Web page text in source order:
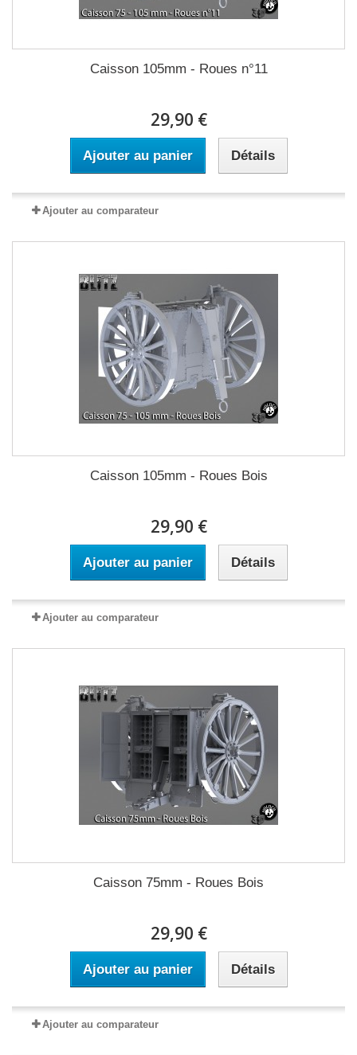
Caisson 105mm - Roues n°11
29,90 €
Ajouter au panier Détails
Ajouter au comparateur
Caisson 105mm - Roues Bois
29,90 €
Ajouter au panier Détails
Ajouter au comparateur
Caisson 75mm - Roues Bois
29,90 €
Ajouter au panier Détails
Ajouter au comparateur